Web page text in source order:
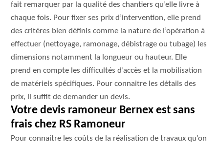
fait remarquer par la qualité des chantiers qu’elle livre à
chaque fois. Pour fixer ses prix d’intervention, elle prend
des critères bien définis comme la nature de l’opération à
effectuer (nettoyage, ramonage, débistrage ou tubage) les
dimensions notamment la longueur ou hauteur. Elle
prend en compte les difficultés d’accès et la mobilisation
de matériels spécifiques. Pour connaitre les détails des
prix, il suffit de demander un devis.
Votre devis ramoneur Bernex est sans
frais chez RS Ramoneur
Pour connaitre les coûts de la réalisation de travaux qu’on